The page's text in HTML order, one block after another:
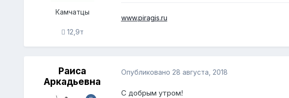
Камчатцы
12,9т
www.piragis.ru
Раиса
Аркадьевна
Опубликовано 28 августа, 2018
С добрым утром!